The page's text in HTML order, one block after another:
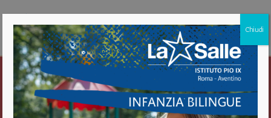
Vedi il calendario completo
Istituto Pio IX
Roma Aventino
Fratelli delle Scuole Cristiane
Chiudi